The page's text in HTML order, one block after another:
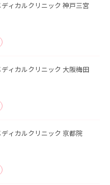
ディカルクリニック 神戸三宮
ディカルクリニック 大阪梅田
ディカルクリニック 京都院